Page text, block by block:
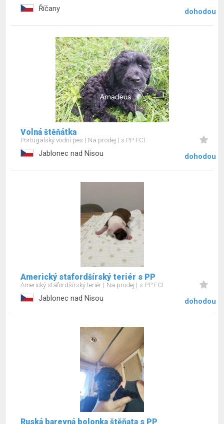
Říčany dohodou
Volná štěňátka
Portugalský vodní pes Na prodej s PP FCI
Jablonec nad Nisou dohodou
Americký stafordšírský teriér s PP
Americký stafordšírský teriér Na prodej s PP FCI
Jablonec nad Nisou dohodou
Ruská barevná bolonka štěňata s PP